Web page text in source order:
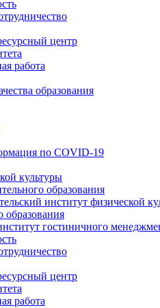
центр
работа
образования
по COVID-19
культуры
образования
институт физической
образования
гостиничного
центр
работа